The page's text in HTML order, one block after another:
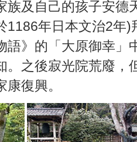
族及自己的孩子安德
1186年日本文治2年)
語》的「大原御幸」
。之後寂光院荒廢，
復興。